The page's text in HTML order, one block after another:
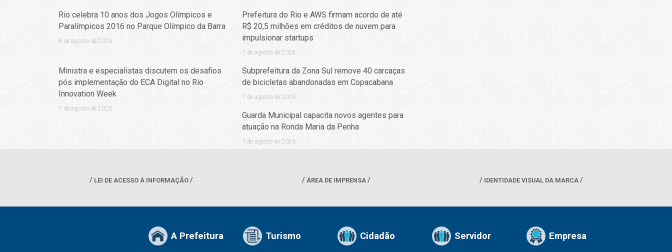
Rio celebra 10 anos dos Jogos Olímpicos e
Paralímpicos 2016 no Parque Olímpico da Barra
8 de agosto de 2026
Prefeitura do Rio e AWS firmam acordo de até
R$ 20,5 milhões em créditos de nuvem para
impulsionar startups
7 de agosto de 2026
Ministra e especialistas discutem os desafios
pós implementação do ECA Digital no Rio
Innovation Week
7 de agosto de 2026
Subprefeitura da Zona Sul remove 40 carcaças
de bicicletas abandonadas em Copacabana
7 de agosto de 2026
Guarda Municipal capacita novos agentes para
atuação na Ronda Maria da Penha
7 de agosto de 2026
LEI DE ACESSO À INFORMAÇÃO ÁREA DE IMPRENSA IDENTIDADE VISUAL DA MARCA
A Prefeitura Turismo Cidadão Servidor Empresa